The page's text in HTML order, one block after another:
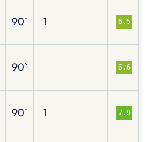
90` 1 6.5
90` 6.6
90` 1 7.9